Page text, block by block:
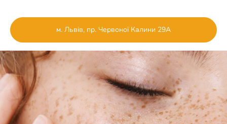
м. Львів, пр. Червоної Калини 29А